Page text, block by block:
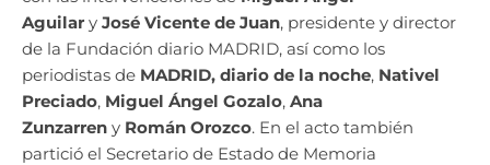
Aguilar y José Vicente de Juan, presidente y director
de la Fundación diario MADRID, así como los
periodistas de MADRID, diario de la noche, Nativel
Preciado, Miguel Ángel Gozalo, Ana
Zunzarren y Román Orozco. En el acto también
partició el Secretario de Estado de Memoria